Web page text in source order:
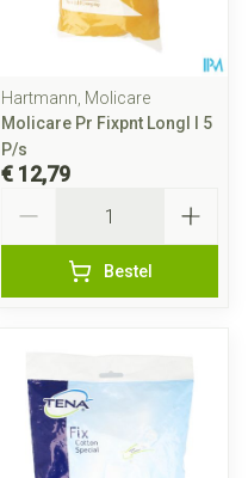
Hartmann, Molicare
Molicare Pr Fixpnt Longl l 5
P/s
€ 12,79
Bestel